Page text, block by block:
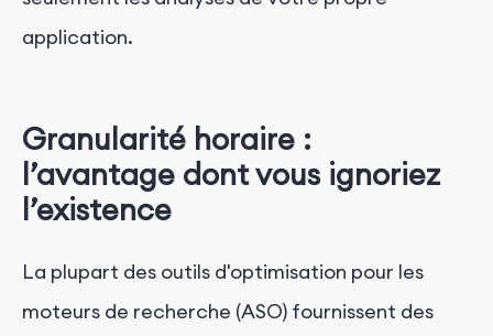
application.
Granularité horaire :
l’avantage dont vous ignoriez
l’existence
La plupart des outils d'optimisation pour les
moteurs de recherche (ASO) fournissent des